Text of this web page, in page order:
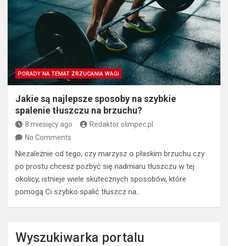
PORADY NA TEMAT ZRZUCANIA WAGI
Jakie są najlepsze sposoby na szybkie
spalenie tłuszczu na brzuchu?
8 miesięcy ago
Redaktor olimpec.pl
No Comments
Niezależnie od tego, czy marzysz o płaskim brzuchu czy
po prostu chcesz pozbyć się nadmiaru tłuszczu w tej
okolicy, istnieje wiele skutecznych sposobów, które
pomogą Ci szybko spalić tłuszcz na…
Wyszukiwarka portalu